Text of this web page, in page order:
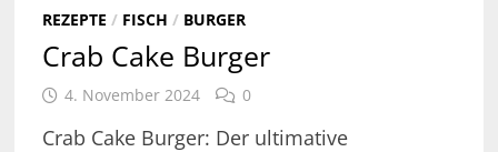
REZEPTE / FISCH / BURGER
Crab Cake Burger
4. November 2024 0
Crab Cake Burger: Der ultimative